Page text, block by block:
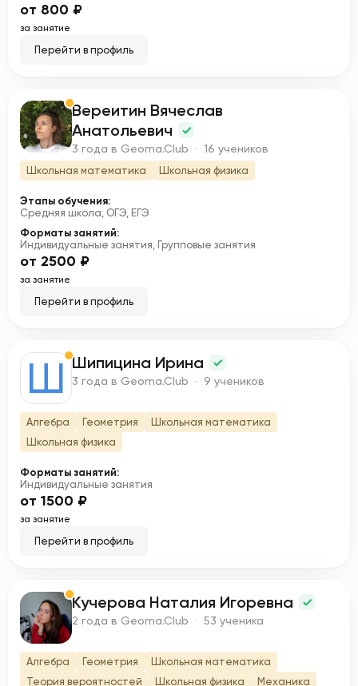
от 800 ₽
за занятие
Перейти в профиль
В
Вереитин Вячеслав
Анатольевич
3 года в Geoma.Club · 16 учеников
Школьная математика Школьная физика
Этапы обучения:
Средняя школа, ОГЭ, ЕГЭ
Форматы занятий:
Индивидуальные занятия, Групповые занятия
от 2500 ₽
за занятие
Перейти в профиль
Ш Шипицина Ирина
3 года в Geoma.Club · 9 учеников
Алгебра Геометрия
Школьная математика
Школьная физика
Форматы занятий:
Индивидуальные занятия
от 1500 ₽
за занятие
Перейти в профиль
К Кучерова Наталия Игоревна
2 года в Geoma.Club · 53 ученика
Алгебра Геометрия
Школьная математика
Теория вероятностей
Школьная физика Механика